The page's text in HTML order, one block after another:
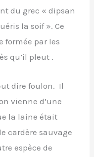
du grec « dipsan
la soif ». Ce
formée par les
qu’il pleut .
dire foulon. Il
vienne d’une
la laine était
cardère sauvage
espèce de